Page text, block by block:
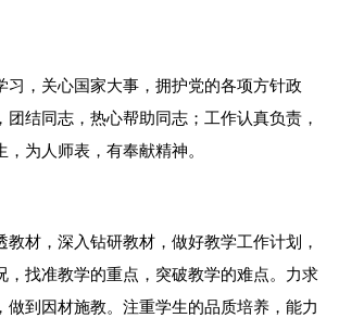
习，关心国家大事，拥护党的各项方针政
团结同志，热心帮助同志；工作认真负责，
为人师表，有奉献精神。
教材，深入钻研教材，做好教学工作计划，
，找准教学的重点，突破教学的难点。力求
做到因材施教。注重学生的品质培养，能力